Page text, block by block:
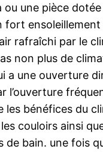
ou une pièce dotée
fort
rafraîchi par le
non plus de
a une ouverture
l’ouverture
les bénéfices du
couloirs ainsi
de bain. une fois